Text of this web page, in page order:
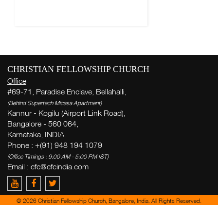
CHRISTIAN FELLOWSHIP CHURCH
Office
#69-71, Paradise Enclave, Bellahalli,
(Behind Supertech Micasa Apartment)
Kannur - Kogilu (Airport Link Road),
Bangalore - 560 064,
Karnataka, INDIA.
Phone : +(91) 948 194 1079
(Office Timings : 9:00 AM - 5:00 PM IST)
Email : cfc@cfcindia.com
© 2026 Christian Fellowship Church, Bangalore, India. All Rights Reserved.